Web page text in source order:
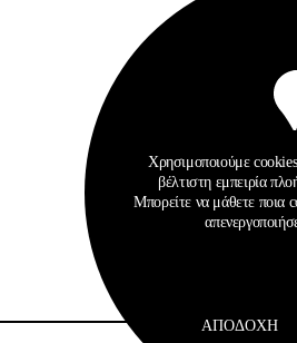
Χρησιμοποιούμε
βέλτιστη εμπειρία
Μπορείτε να μάθετε ποια
ΑΠΟΔΟΧΉ